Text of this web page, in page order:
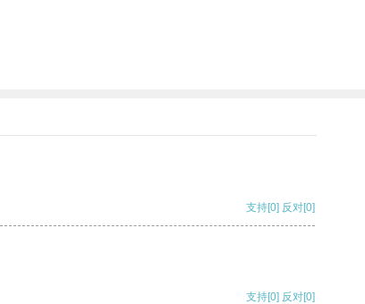
支持[0] 反对[0]
支持[0] 反对[0]